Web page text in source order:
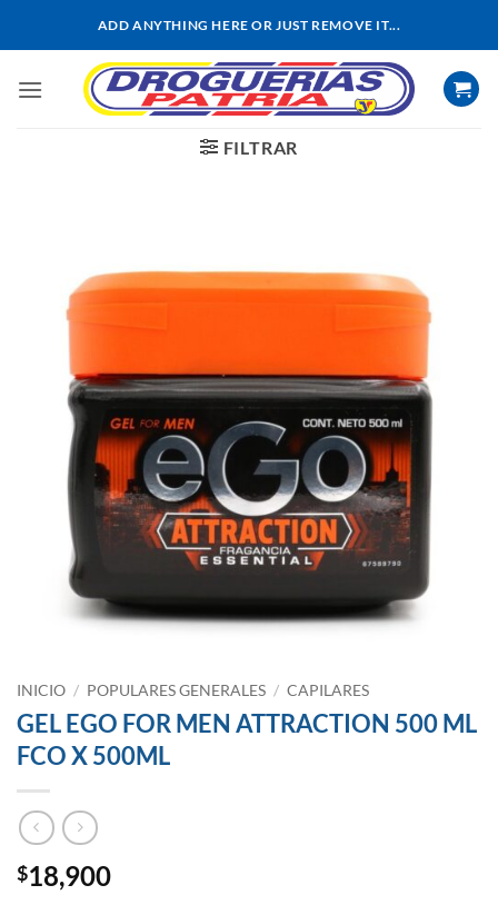
ADD ANYTHING HERE OR JUST REMOVE IT...
FILTRAR
INICIO / POPULARES GENERALES / CAPILARES
GEL EGO FOR MEN ATTRACTION 500 ML
FCO X 500ML
$18,900